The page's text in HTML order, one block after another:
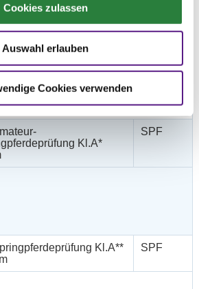
Cookies zulassen
Auswahl erlauben
Cookies verwenden
Round-Springprüfung
SPR
Kl.A*
SPF
Kl.A**
SPF